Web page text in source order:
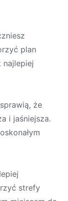
plan
najlepiej
że
i jaśniejsza.
strefy